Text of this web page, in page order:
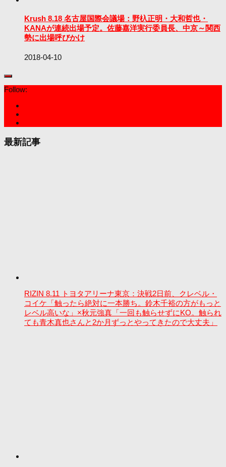
Krush 8.18 名古屋国際会議場：野杁正明・大和哲也・
KANAが連続出場予定。佐藤嘉洋実行委員長、中京～関西
勢に出場呼びかけ
2018-04-10
Follow:
最新記事
RIZIN 8.11 トヨタアリーナ東京：決戦2日前、クレベル・
コイケ「触ったら絶対に一本勝ち。鈴木千裕の方がもっと
レベル高いな」×秋元強真「一回も触らせずにKO。触られ
ても青木真也さんと2か月ずっとやってきたので大丈夫」